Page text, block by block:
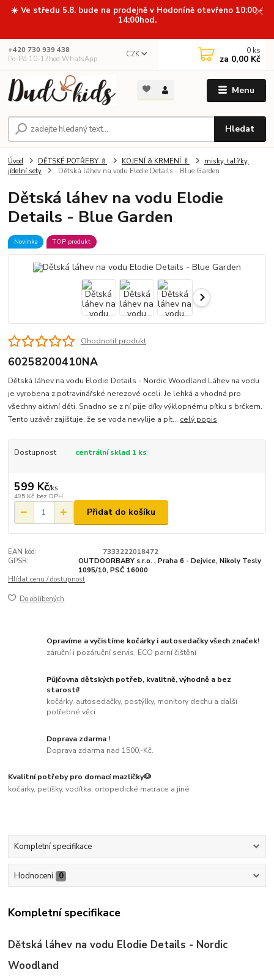
☀️ Ve středu 5.8. bude na prodejně v Hodoníně otevřeno 10:00 -
14:00hod.
Menu
CZK
Hledat
+420 730 939 438
Po-Pá 10-17hod WhatsApp
0 ks
za 0,00 Kč
Úvod DĚTSKÉ POTŘEBY 🍼 KOJENÍ & KRMENÍ 🍼
misky, talířky,
jídelní sety
Dětská láhev na vodu Elodie Details - Blue Garden
Dětská láhev na vodu Elodie
Details - Blue Garden
Novinka TOP produkt
Ohodnotit produkt
60258200410NA
Dětská láhev na vodu Elodie Details - Nordic Woodland Láhev na vodu
je vyrobena z potravinářské nerezové oceli. Je lehká a vhodná pro
všechny aktivní děti. Snadno se z ní pije díky výklopnému pítku s brčkem.
Tento uzávěr zajišťuje, že se voda nevylije a pít... celý popis
Dostupnost centrální sklad 1 ks
599 Kč/ks
495 Kč bez DPH
Přidat do košíku
EAN kód:
7333222018472
GPSR:
OUTDOORBABY s.r.o. , Praha 6 - Dejvice, Nikoly Tesly
1095/10, PSČ 16000
Hlídat cenu / dostupnost
Do oblíbených
Opravíme a vyčistíme kočárky i autosedačky všech značek!
záruční i pozáruční servis, ECO parní čištění
Půjčovna dětských potřeb, kvalitně, výhodně a bez
starostí!
kočárky, autosedačky, postýlky, monitory dechu a další
potřebné věci
Doprava zdarma !
Doprava zdarma nad 1500,-Kč.
Kvalitní potřeby pro domací mazlíčky🐶
kočárky, pelíšky, vodítka, ortopedické matrace a jiné
Kompletní specifikace
Hodnocení 0
Kompletní specifikace
Dětská láhev na vodu Elodie Details - Nordic
Woodland